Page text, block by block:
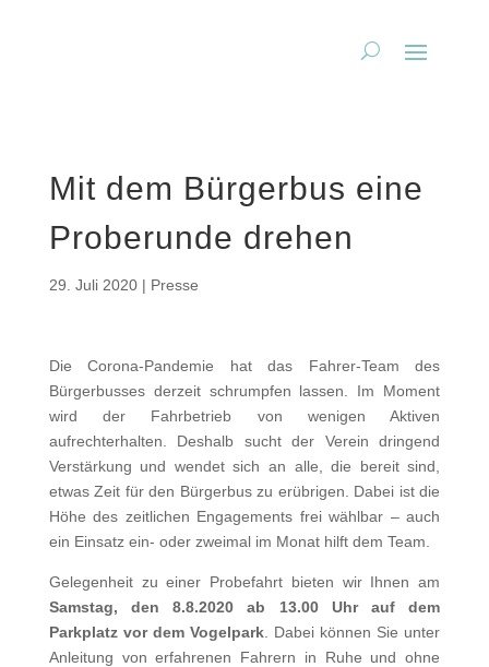
Mit dem Bürgerbus eine
Proberunde drehen
29. Juli 2020| Presse
Die Corona-Pandemie hat das Fahrer-Team des
Bürgerbusses derzeit schrumpfen lassen. Im Moment
wird der Fahrbetrieb von wenigen Aktiven
aufrechterhalten. Deshalb sucht der Verein dringend
Verstärkung und wendet sich an alle, die bereit sind,
etwas Zeit für den Bürgerbus zu erübrigen. Dabei ist die
Höhe des zeitlichen Engagements frei wählbar – auch
ein Einsatz ein- oder zweimal im Monat hilft dem Team.
Gelegenheit zu einer Probefahrt bieten wir Ihnen am
Samstag, den 8.8.2020 ab 13.00 Uhr auf dem
Parkplatz vor dem Vogelpark. Dabei können Sie unter
Anleitung von erfahrenen Fahrern in Ruhe und ohne